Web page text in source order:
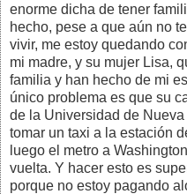
enorme dicha de tener
hecho, pese a que aún no
vivir, me estoy quedando
mi madre, y su mujer Lisa,
familia y han hecho de mi
único problema es que su
de la Universidad de
tomar un taxi a la estación
luego el metro a
vuelta. Y hacer esto es
porque no estoy pagando